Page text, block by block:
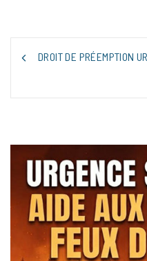
NAVIGATION
DE
DROIT DE PRÉEMPTION